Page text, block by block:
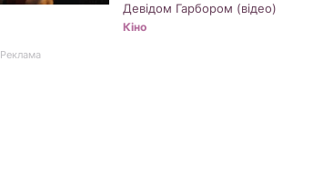
Девідом Гарбором (відео)
Кіно
Реклама